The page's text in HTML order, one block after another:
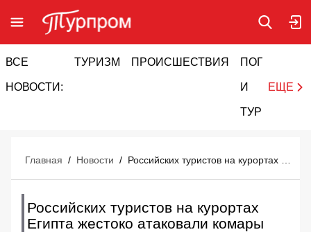
ВСЕ
НОВОСТИ:
ТУРИЗМ ПРОИСШЕСТВИЯ ПОГОДА
И
ТУРИЗМ
ЕЩЕ
Главная / Новости /
Российских туристов на курортах
Египта жестоко атаковали комары